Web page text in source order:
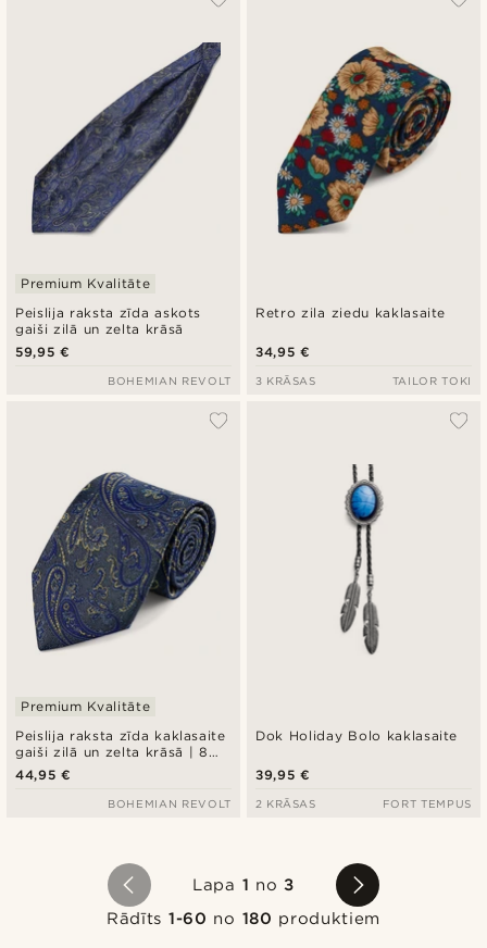
Peislija raksta zīda askots
gaiši zilā un zelta krāsā
Premium Kvalitāte
59,95 €
BOHEMIAN REVOLT
Retro zila ziedu kaklasaite
34,95 €
3 KRĀSAS TAILOR TOKI
Peislija raksta zīda kaklasaite
gaiši zilā un zelta krāsā | 8
cm
Premium Kvalitāte
44,95 €
BOHEMIAN REVOLT
Dok Holiday Bolo kaklasaite
39,95 €
2 KRĀSAS FORT TEMPUS
Lapa 1 no3
Rādīts 1-60 no 180 produktiem